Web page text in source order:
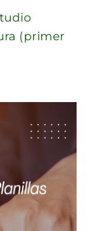
(primer